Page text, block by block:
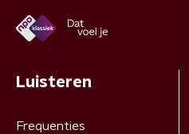
Luisteren
Frequenties